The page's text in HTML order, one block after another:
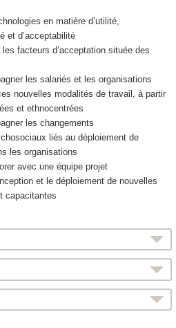
en matière d’utilité,
et d’acceptabilité
facteurs d’acceptation située des
les salariés et les organisations
nouvelles modalités de travail, à partir
et ethnocentrées
les changements
liés au déploiement de
les organisations
avec une équipe projet
et le déploiement de nouvelles
capacitantes